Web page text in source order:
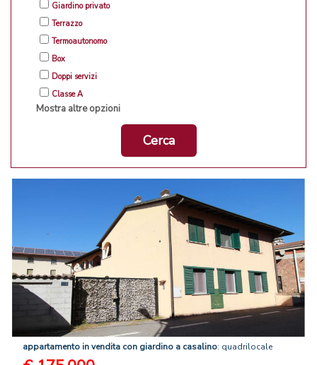
Giardino privato
Terrazzo
Termoautonomo
Box
Doppi servizi
Classe A
Mostra altre opzioni
Cerca
appartamento invendita con giardino a casalino: quadrilocale